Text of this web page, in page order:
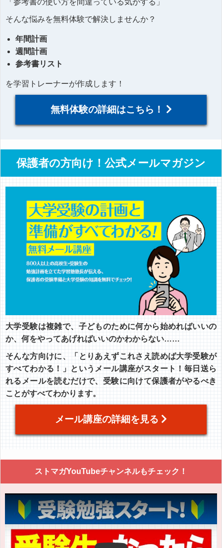
そんな悩みを無料体験で解決しませんか？
年間計画
週間計画
参考書リスト
を学習トレーナーが作成します！
無料体験の詳細はこちら！
保護者の方向け！公式メールマガジン
大学受験は複雑で、子どものために何から始めればいいの
か、何をやってあげればいいのかわからない……
そんな方向けに、「とりあえずこれさえ読めば大学受験が
すべてわかる！」というメール講座がスタート！毎日送ら
れるメールを読むだけで、受験に向けて保護者がやるべき
ことがすべてわかります。
メール講座の詳細を見る
ストマガYouTubeチャンネルもチェック！